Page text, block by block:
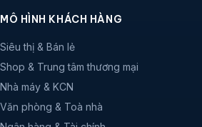
MÔ HÌNH KHÁCH HÀNG
Siêu thị & Bán lẻ
Shop & Trung tâm thương mại
Nhà máy & KCN
Văn phòng & Toà nhà